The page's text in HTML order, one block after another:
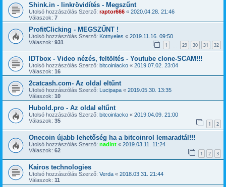
Shink.in - linkrövidítés - Megszűnt
Utolsó hozzászólás Szerző: raptor666 « 2020.04.28. 21:46
Válaszok: 7
ProfitClicking - MEGSZŰNT !
Utolsó hozzászólás Szerző: Kotnyeles « 2019.11.16. 09:50
Válaszok: 931 1 29 30 31 32
IDTbox - Video nézés, feltöltés - Youtube clone-SCAM!!!
Utolsó hozzászólás Szerző: bitcoinlacko « 2019.07.02. 23:04
Válaszok: 16
2catcash.com- Az oldal eltűnt
Utolsó hozzászólás Szerző: Lucipapa « 2019.05.30. 13:35
Válaszok: 10
Hubold.pro - Az oldal eltűnt
Utolsó hozzászólás Szerző: bitcoinlacko « 2019.04.09. 21:00
Válaszok: 35 1 2
Onecoin újabb lehetőség ha a bitcoinrol lemaradtál!!!
Utolsó hozzászólás Szerző: nadint « 2019.03.11. 11:24
Válaszok: 62 1 2 3
Kairos technologies
Utolsó hozzászólás Szerző: Verda « 2018.03.31. 21:44
Válaszok: 11